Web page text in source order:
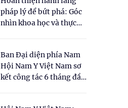
pháp lý để bứt phá: Góc
nhìn khoa học và thực
cho Luật Y dược cổ
truyền Việt Nam"
Ban Đại diện phía Nam
Hội Nam Y Việt Nam sơ
kết công tác 6 tháng đầu